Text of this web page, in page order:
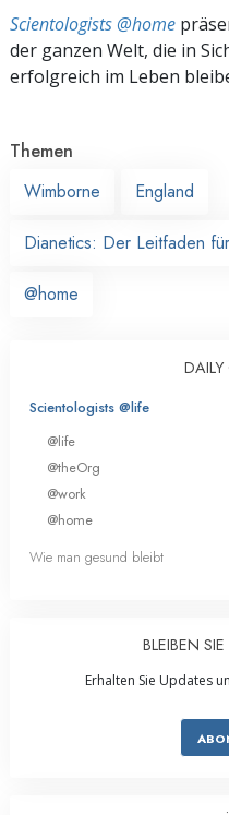
Scientologists @home
der ganzen Welt, die in
erfolgreich im Leben
Themen
Wimborne
England
Dianetics: Der Leitfaden
@home
Scientologists @life
@life
@theOrg
@work
@home
Wie man gesund bleibt
BLEIBEN
Erhalten Sie Updates